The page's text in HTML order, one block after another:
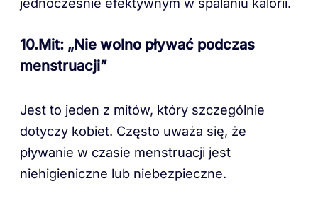
10.Mit: „Nie wolno pływać podczas
menstruacji”
Jest to jeden z mitów, który szczególnie
dotyczy kobiet. Często uważa się, że
pływanie w czasie menstruacji jest
niehigieniczne lub niebezpieczne.